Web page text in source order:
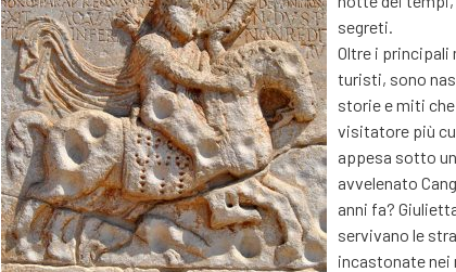
segreti.
Oltre i principali
turisti, sono
storie e miti
visitatore più
appesa sotto
avvelenato
anni fa?
servivano le
incastonate nei